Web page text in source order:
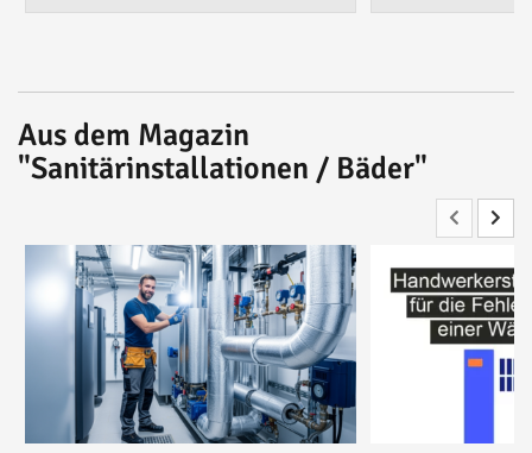
Aus dem Magazin
"Sanitärinstallationen / Bäder"